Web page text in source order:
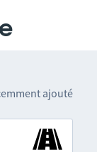
ajouté